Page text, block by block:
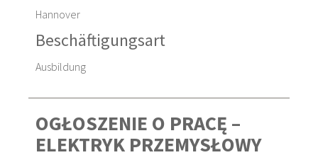
Hannover
Beschäftigungsart
Ausbildung
OGŁOSZENIE O PRACĘ –
ELEKTRYK PRZEMYSŁOWY